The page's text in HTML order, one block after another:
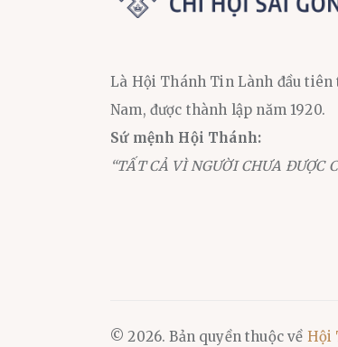
Là Hội Thánh Tin Lành đầu
Nam, được thành lập năm 1920.
Sứ mệnh Hội Thánh:
“TẤT CẢ VÌ NGƯỜI CHƯA ĐƯỢC
© 2026. Bản quyền thuộc về Hội